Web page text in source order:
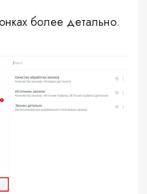
более детально.